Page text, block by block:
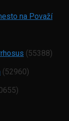
na Považí
(55388)
(52960)